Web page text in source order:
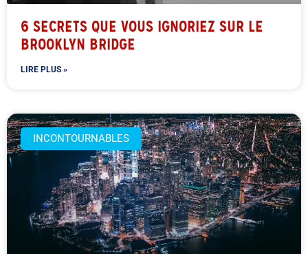
6 SECRETS QUE VOUS IGNORIEZ SUR LE
BROOKLYN BRIDGE
LIRE PLUS »
INCONTOURNABLES